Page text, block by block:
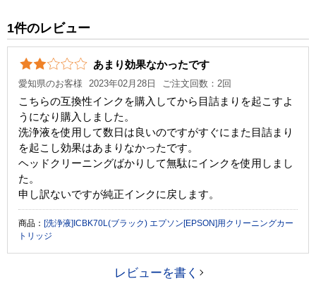
1件のレビュー
あまり効果なかったです
愛知県のお客様 2023年02月28日 ご注文回数：2回
こちらの互換性インクを購入してから目詰まりを起こすよ
うになり購入しました。
洗浄液を使用して数日は良いのですがすぐにまた目詰まり
を起こし効果はあまりなかったです。
ヘッドクリーニングばかりして無駄にインクを使用しまし
た。
申し訳ないですが純正インクに戻します。
商品： [洗浄液]ICBK70L(ブラック) エプソン[EPSON]用クリーニングカー
トリッジ
レビューを書く